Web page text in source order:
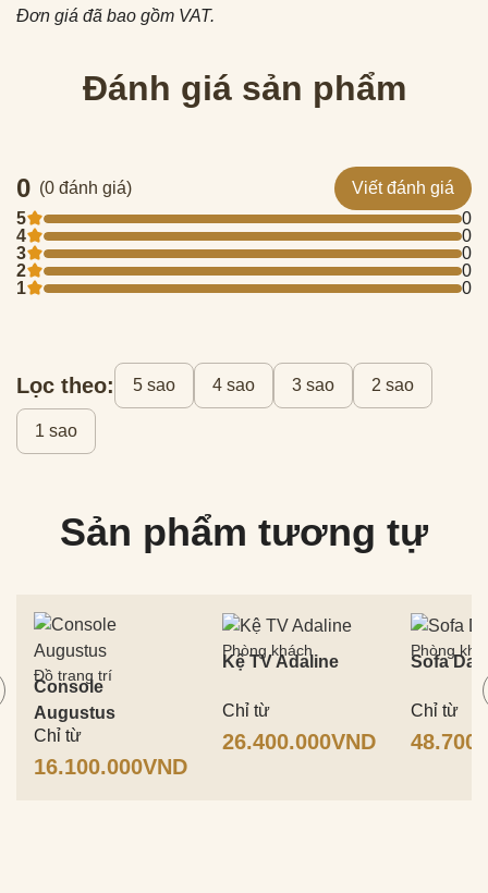
Đơn giá đã bao gồm VAT.
Đánh giá sản phẩm
0 (0 đánh giá)
Viết đánh giá
5
0
4
0
3
0
2
0
1
0
Lọc theo: 5 sao 4 sao 3 sao 2 sao
1 sao
Sản phẩm tương tự
Đồ trang trí
Console
Augustus
Chỉ từ
16.100.000VND
Phòng khách
Kệ TV Adaline
Chỉ từ
26.400.000VND
Phòng
Sofa
Chỉ từ